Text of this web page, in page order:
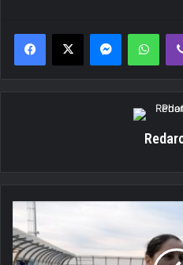
Messenger
Μανωλιουδάκη:
«Την
Πέμπτη
τρελοκομείο